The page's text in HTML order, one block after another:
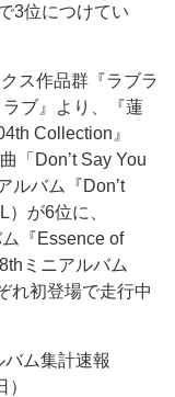
3位につけてい
ス作品群『ラブラ
ブ』より、『蓮
Collection』
「Don’t Say You
ルバム『Don’t
が6位に、
『Essence of
ミニアルバム
れ初登場で走行中
ム集計速報